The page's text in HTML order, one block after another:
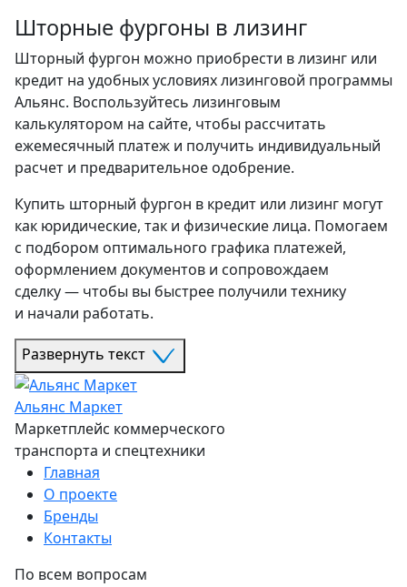
Шторные фургоны в лизинг
Шторный фургон можно приобрести в лизинг или
кредит на удобных условиях лизинговой программы
Альянс. Воспользуйтесь лизинговым
калькулятором на сайте, чтобы рассчитать
ежемесячный платеж и получить индивидуальный
расчет и предварительное одобрение.
Купить шторный фургон в кредит или лизинг могут
как юридические, так и физические лица. Помогаем
с подбором оптимального графика платежей,
оформлением документов и сопровождаем
сделку — чтобы вы быстрее получили технику
и начали работать.
Развернуть текст
Альянс Маркет
Маркетплейс коммерческого
транспорта и спецтехники
Главная
О проекте
Бренды
Контакты
По всем вопросам